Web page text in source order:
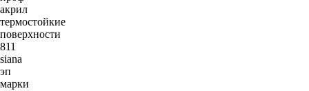
акрил
термостойкие
поверхности
811
siana
эп
марки